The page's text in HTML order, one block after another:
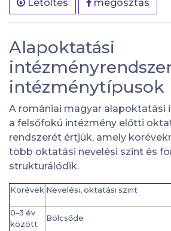
Letöltés megosztás
Alapoktatási
intézménytípusok
A romániai magyar alapoktatási
a felsőfokú intézmény előtti
rendszerét értjük, amely
több oktatási nevelési szint és
strukturálódik.
Korévek Nevelési, oktatási szint
0–3 év
között
Bölcsőde